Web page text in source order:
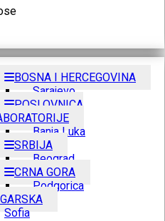
BOSNA I HERCEGOVINA
Sarajevo
POSLOVNICA
Banja Luka
SRBIJA
Beograd
CRNA GORA
Podgorica
Sofia